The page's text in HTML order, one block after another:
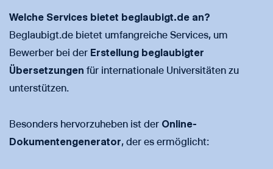
Welche Services bietet beglaubigt.de an?
Beglaubigt.de bietet umfangreiche Services, um
Bewerber bei der Erstellung beglaubigter
Übersetzungen für internationale Universitäten zu
unterstützen.
Besonders hervorzuheben ist der Online-
Dokumentengenerator, der es ermöglicht: